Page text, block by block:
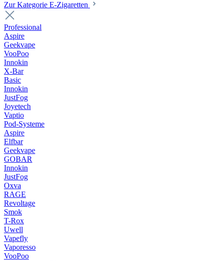
Zur Kategorie E-Zigaretten
Professional
Aspire
Geekvape
VooPoo
Innokin
X-Bar
Basic
Innokin
JustFog
Joyetech
Vaptio
Pod-Systeme
Aspire
Elfbar
Geekvape
GOBAR
Innokin
JustFog
Oxva
RAGE
Revoltage
Smok
T-Rox
Uwell
Vapefly
Vaporesso
VooPoo